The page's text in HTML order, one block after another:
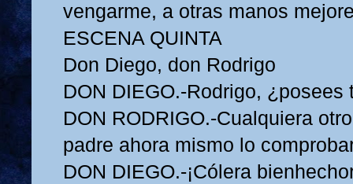
vengarme, a otras manos
ESCENA QUINTA
Don Diego, don Rodrigo
DON DIEGO.-Rodrigo, ¿posees
DON RODRIGO.-Cualquiera
padre ahora mismo lo
DON DIEGO.-¡Cólera